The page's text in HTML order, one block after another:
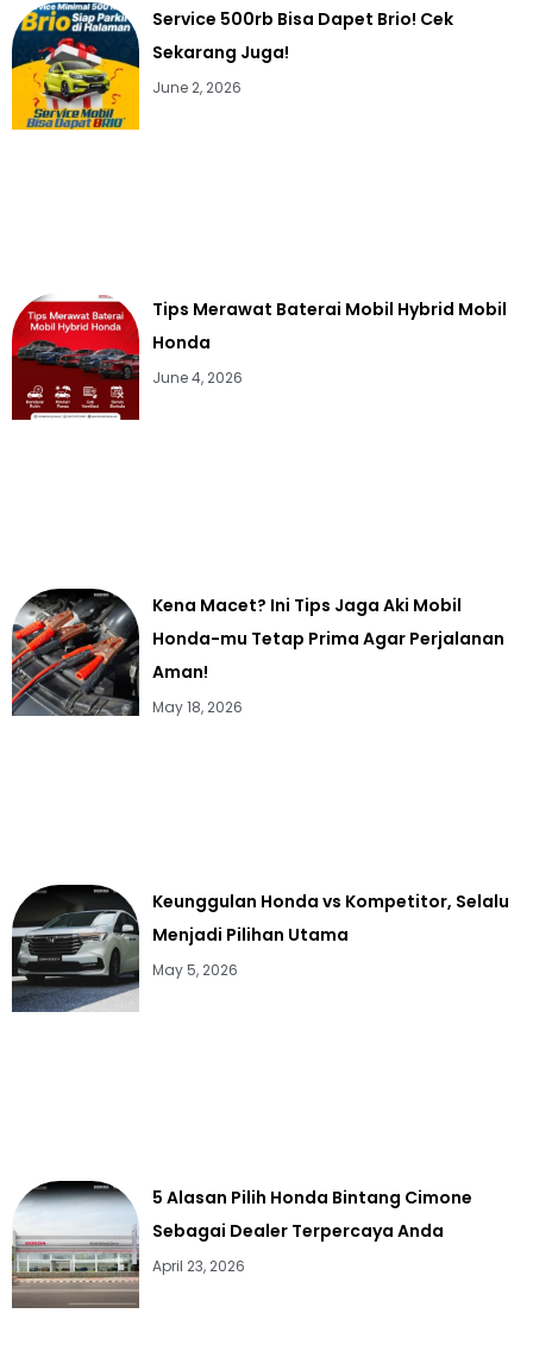
Service 500rb Bisa Dapet Brio! Cek
Sekarang Juga!
June 2, 2026
Tips Merawat Baterai Mobil Hybrid Mobil
Honda
June 4, 2026
Kena Macet? Ini Tips Jaga Aki Mobil
Honda-mu Tetap Prima Agar Perjalanan
Aman!
May 18, 2026
Keunggulan Honda vs Kompetitor, Selalu
Menjadi Pilihan Utama
May 5, 2026
5 Alasan Pilih Honda Bintang Cimone
Sebagai Dealer Terpercaya Anda
April 23, 2026